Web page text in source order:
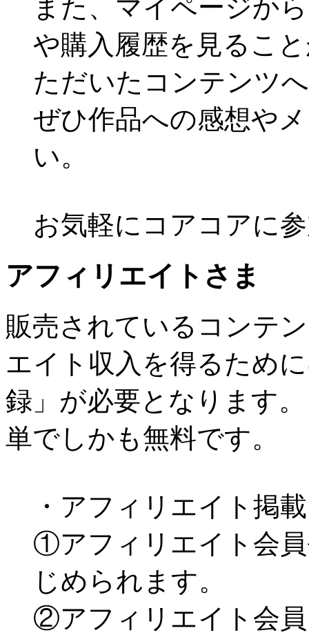
また、マイページか
や購入履歴を見るこ
ただいたコンテンツ
ぜひ作品への感想や
い。
お気軽にコアコアに
アフィリエイトさま
販売されているコンテ
エイト収入を得るため
録」が必要となります
単でしかも無料です。
・アフィリエイト掲
①アフィリエイト会
じめられます。
②アフィリエイト会